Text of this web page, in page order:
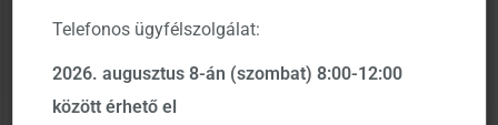
kezelt alapok 2019. évi éves jelentései a honlapon
elérhetőek.
Telefonos ügyfélszolgálat:
2026. augusztus 8-án (szombat) 8:00-12:00
között érhető el